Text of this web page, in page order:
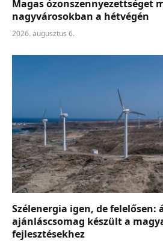
Magas ózonszennyezettséget
nagyvárosokban a hétvégén
2026. augusztus 6.
Szélenergia igen, de felelősen:
ajánláscsomag készült a
fejlesztésekhez